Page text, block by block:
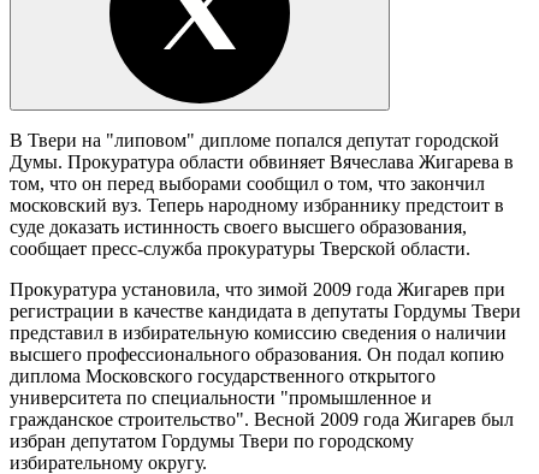
В Твери на "липовом" дипломе попался депутат городской
Думы. Прокуратура области обвиняет Вячеслава Жигарева в
том, что он перед выборами сообщил о том, что закончил
московский вуз. Теперь народному избраннику предстоит в
суде доказать истинность своего высшего образования,
сообщает пресс-служба прокуратуры Тверской области.
Прокуратура установила, что зимой 2009 года Жигарев при
регистрации в качестве кандидата в депутаты Гордумы Твери
представил в избирательную комиссию сведения о наличии
высшего профессионального образования. Он подал копию
диплома Московского государственного открытого
университета по специальности "промышленное и
гражданское строительство". Весной 2009 года Жигарев был
избран депутатом Гордумы Твери по городскому
избирательному округу.